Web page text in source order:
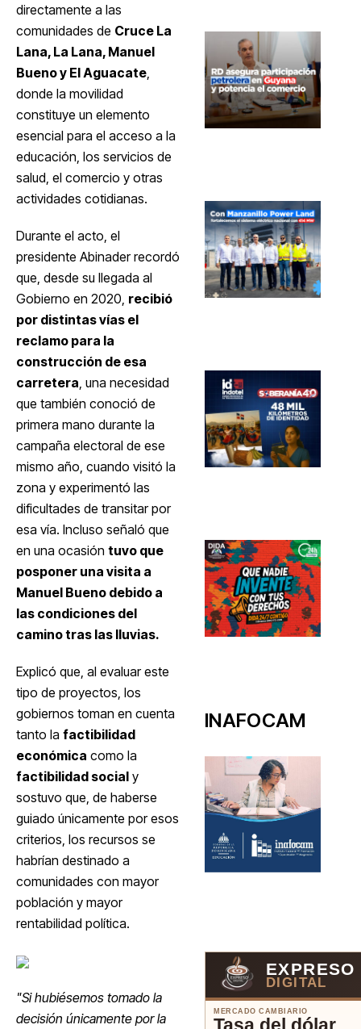
directamente a las
comunidades de Cruce La
Lana, La Lana, Manuel
Bueno y El Aguacate
donde la movilidad
constituye un elemento
esencial para el acceso a la
educación, los servicios de
salud, el comercio y otras
actividades cotidianas.
Durante el acto, el
presidente Abinader recordó
que, desde su llegada al
Gobierno en 2020, recibió
por distintas vías el
reclamo para la
construcción de esa
carretera , una necesidad
que también conoció de
primera mano durante la
campaña electoral de ese
mismo año, cuando visitó la
zona y experimentó las
dificultades de transitar por
esa vía. Incluso señaló que
en una ocasión tuvo que
posponer una visita a
Manuel Bueno debido a
las condiciones del
camino tras las lluvias.
Explicó que, al evaluar este
tipo de proyectos, los
gobiernos toman en cuenta
tanto la factibilidad
económica como la
factibilidad social y
sostuvo que, de haberse
guiado únicamente por esos
criterios, los recursos se
habrían destinado a
comunidades con mayor
población y mayor
rentabilidad política.
"Si hubiésemos tomado la
decisión únicamente por la
INAFOCAM
EXPRESO
DIGITAL
MERCADO CAMBIARIO